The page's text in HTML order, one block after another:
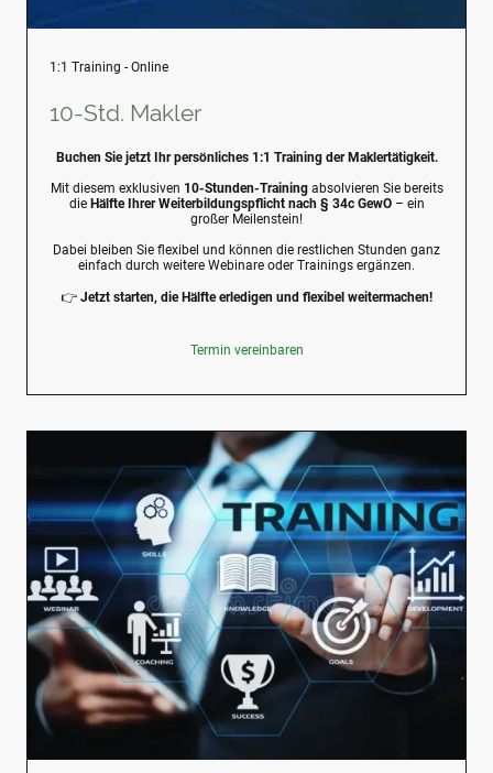
1:1 Training - Online
10-Std. Makler
Buchen Sie jetzt Ihr persönliches 1:1 Training der Maklertätigkeit.
Mit diesem exklusiven 10-Stunden-Trainingabsolvieren Sie bereits
die Hälfte Ihrer Weiterbildungspflicht nach § 34c GewO– ein
großer Meilenstein!
Dabei bleiben Sie flexibel und können die restlichen Stunden ganz
einfach durch weitere Webinare oder Trainings ergänzen.
👉 Jetzt starten, die Hälfte erledigen und flexibel weitermachen!
Termin vereinbaren